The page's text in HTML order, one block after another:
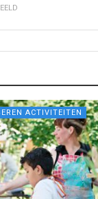
ACTIVITEITEN